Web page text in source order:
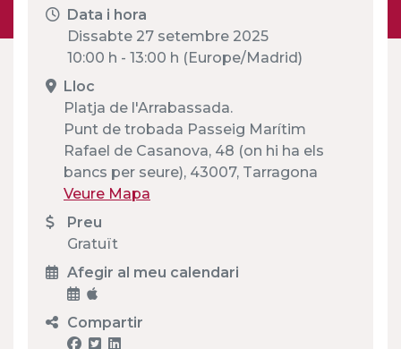
Data i hora
Dissabte 27 setembre 2025
10:00 h - 13:00 h (Europe/Madrid)
Lloc
Platja de l'Arrabassada.
Punt de trobada Passeig Marítim
Rafael de Casanova, 48 (on hi ha els
bancs per seure), 43007, Tarragona
Veure Mapa
Preu
Gratuït
Afegir al meu calendari
Compartir